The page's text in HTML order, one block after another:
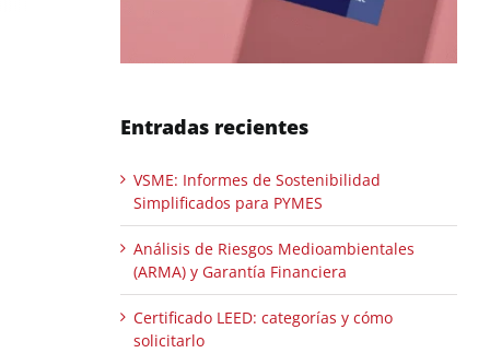
Entradas recientes
VSME: Informes de Sostenibilidad
Simplificados para PYMES
Análisis de Riesgos Medioambientales
(ARMA) y Garantía Financiera
Certificado LEED: categorías y cómo
solicitarlo